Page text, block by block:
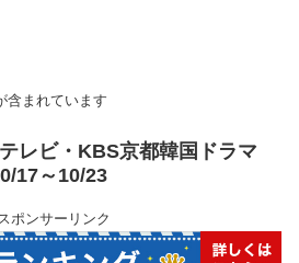
含まれています
レビ・KBS京都韓国ドラマ
17～10/23
スポンサーリンク